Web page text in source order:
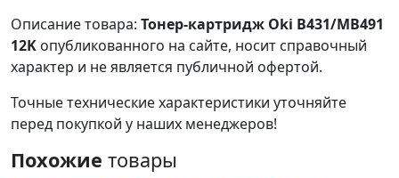
Описание товара: Тонер-картридж Oki B431/MB491
12K опубликованного на сайте, носит справочный
характер и не является публичной офертой.
Точные технические характеристики уточняйте
перед покупкой у наших менеджеров!
Похожие товары